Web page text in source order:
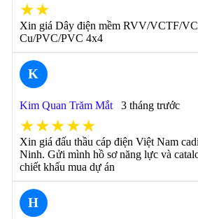
★★
Xin giá Dây điện mềm RVV/VCTF/
Cu/PVC/PVC 4x4
K
Kim Quan Trăm Mắt 3 tháng trước
★★★★★
Xin giá đấu thầu cáp điện Việt Nam
Ninh. Gửi mình hồ sơ năng lực và
chiết khấu mua dự án
H